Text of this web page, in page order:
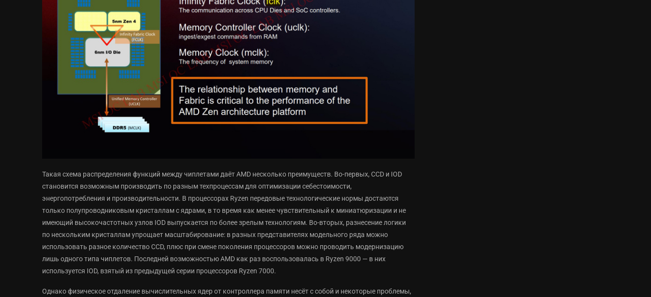
Такая схема распределения функций между чиплетами даёт AMD несколько преимуществ. Во-первых, CCD и IOD
становится возможным производить по разным техпроцессам для оптимизации себестоимости,
энергопотребления и производительности. В процессорах Ryzen передовые технологические нормы достаются
только полупроводниковым кристаллам с ядрами, в то время как менее чувствительный к миниатюризации и не
имеющий высокочастотных узлов IOD выпускается по более зрелым технологиям. Во-вторых, разнесение логики
по нескольким кристаллам упрощает масштабирование: в разных представителях модельного ряда можно
использовать разное количество CCD, плюс при смене поколения процессоров можно проводить модернизацию
лишь одного типа чиплетов. Последней возможностью AMD как раз воспользовалась в Ryzen 9000 — в них
используется IOD, взятый из предыдущей серии процессоров Ryzen 7000.
Однако физическое отдаление вычислительных ядер от контроллера памяти несёт с собой и некоторые проблемы,